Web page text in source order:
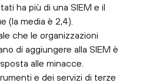
ha più di una SIEM e il
(la media è 2,4).
che le organizzazioni
di aggiungere alla SIEM è
alle minacce.
e dei servizi di terze